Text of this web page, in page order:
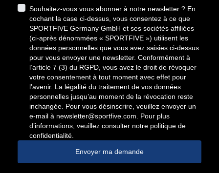
Souhaitez-vous vous abonner à notre newsletter ? En
cochant la case ci-dessus, vous consentez à ce que
SPORTFIVE Germany GmbH et ses sociétés affiliées
(ci-après dénommées « SPORTFIVE ») utilisent les
données personnelles que vous avez saisies ci-dessus
pour vous envoyer une newsletter. Conformément à
l’article 7 (3) du RGPD, vous avez le droit de révoquer
votre consentement à tout moment avec effet pour
l’avenir. La légalité du traitement de vos données
personnelles jusqu’au moment de la révocation reste
inchangée. Pour vous désinscrire, veuillez envoyer un
e-mail à newsletter@sportfive.com . Pour plus
d’informations, veuillez consulter notre politique de
confidentialité.
Envoyer ma demande